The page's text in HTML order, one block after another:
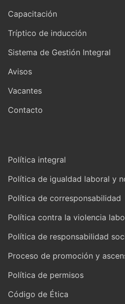
Capacitación
Tríptico de inducción
Sistema de Gestión Integral
Avisos
Vacantes
Contacto
Política integral
Política de igualdad laboral y
Política de corresponsabilidad
Política contra la violencia
Política de responsabilidad
Proceso de promoción y
Política de permisos
Código de Ética